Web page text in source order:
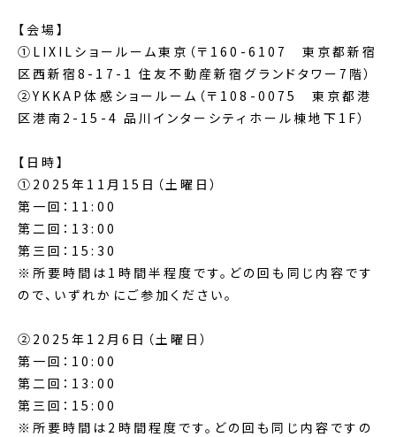
【会場】
①LIXILショールーム東京（〒160-6107 東京都新宿
区西新宿8-17-1 住友不動産新宿グランドタワー7階）
②YKKAP体感ショールーム（〒108-0075 東京都港
区港南2-15-4 品川インターシティホール棟地下1F）
【日時】
①2025年11月15日（土曜日）
第一回：11:00
第二回：13:00
第三回：15:30
※所要時間は1時間半程度です。どの回も同じ内容です
ので、いずれかにご参加ください。
②2025年12月6日（土曜日）
第一回：10:00
第二回：13:00
第三回：15:00
※所要時間は2時間程度です。どの回も同じ内容ですの